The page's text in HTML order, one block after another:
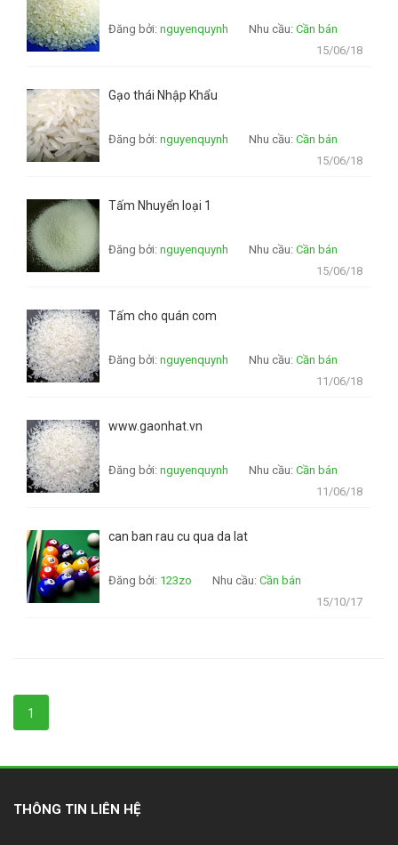
Đăng bởi: nguyenquynh Nhu cầu: Cần bán
15/06/18
Gạo thái Nhập Khẩu
Đăng bởi: nguyenquynh Nhu cầu: Cần bán
15/06/18
Tấm Nhuyển loại 1
Đăng bởi: nguyenquynh Nhu cầu: Cần bán
15/06/18
Tấm cho quán com
Đăng bởi: nguyenquynh Nhu cầu: Cần bán
11/06/18
www.gaonhat.vn
Đăng bởi: nguyenquynh Nhu cầu: Cần bán
11/06/18
can ban rau cu qua da lat
Đăng bởi: 123zo Nhu cầu: Cần bán
15/10/17
1
THÔNG TIN LIÊN HỆ